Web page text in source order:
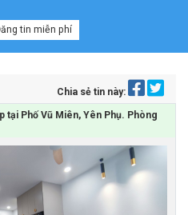
thông tin, tư vấn
tin miễn phí
Chia sẻ tin này:
tại Phố Vũ Miên, Yên Phụ. Phòng